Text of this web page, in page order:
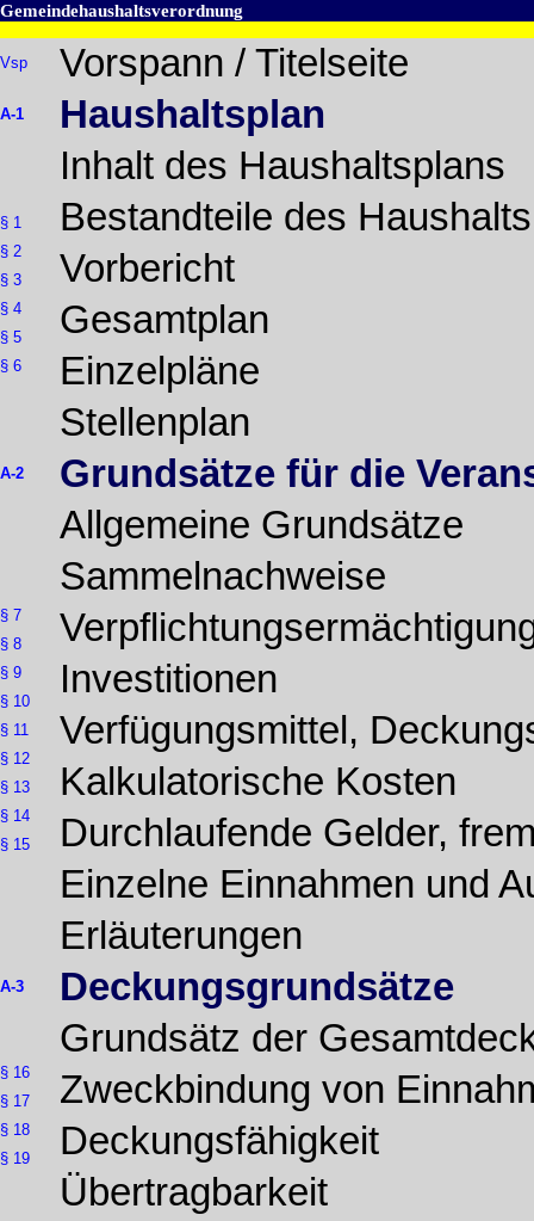
Gemeindehaushaltsverordnung
Vsp Vorspann / Titelseite
A-1 Haushaltsplan
§ 1
§ 2
§ 3
§ 4
§ 5
§ 6
Inhalt des Haushaltsplans
Bestandteile des
Vorbericht
Gesamtplan
Einzelpläne
Stellenplan
A-2 Grundsätze für die
§ 7
§ 8
§ 9
§ 10
§ 11
§ 12
§ 13
§ 14
§ 15
Allgemeine Grundsätze
Sammelnachweise
Investitionen
Verfügungsmittel,
Kalkulatorische Kosten
Durchlaufende Gelder,
Einzelne Einnahmen und
Erläuterungen
A-3 Deckungsgrundsätze
§ 16
§ 17
§ 18
§ 19
Grundsätz der
Zweckbindung von
Deckungsfähigkeit
Übertragbarkeit